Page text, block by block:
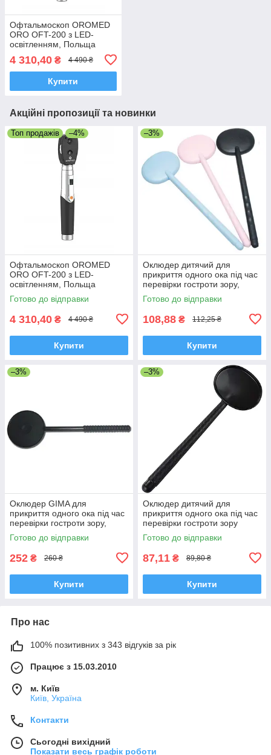
Офтальмоскоп OROMED
ORO OFT-200 з LED-
освітленням, Польща
4 310,40 ₴ 4 490 ₴
Купити
Акційні пропозиції та новинки
Топ продажів –4%
Офтальмоскоп OROMED
ORO OFT-200 з LED-
освітленням, Польща
Готово до відправки
4 310,40 ₴ 4 490 ₴
Купити
–3%
Оклюдер дитячий для
прикриття одного ока під час
перевірки гостроти зору,
голубий
Готово до відправки
108,88 ₴ 112,25 ₴
Купити
–3%
Оклюдер GIMA для
прикриття одного ока під час
перевірки гостроти зору,
Італія
Готово до відправки
252 ₴ 260 ₴
Купити
–3%
Оклюдер дитячий для
прикриття одного ока під час
перевірки гостроти зору
Готово до відправки
87,11 ₴ 89,80 ₴
Купити
Про нас
100% позитивних з 343 відгуків за рік
Працює з 15.03.2010
м. Київ
Київ, Україна
Контакти
Сьогодні вихідний
Показати весь графік роботи